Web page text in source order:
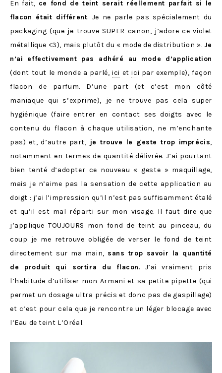
En fait, ce fond de teint serait réellement parfait si le
flacon était différent. Je ne parle pas spécialement du
packaging (que je trouve SUPER canon, j’adore ce violet
métallique <3), mais plutôt du « mode de distribution ». Je
n’ai effectivement pas adhéré au mode d’application
(dont tout le monde a parlé,ici etici par exemple), façon
flacon de parfum. D’une part (et c’est mon côté
maniaque qui s’exprime), je ne trouve pas cela super
hygiénique (faire entrer en contact ses doigts avec le
contenu du flacon à chaque utilisation, ne m’enchante
pas) et, d’autre part, je trouve le geste trop imprécis,
notamment en termes de quantité délivrée. J’ai pourtant
bien tenté d’adopter ce nouveau « geste » maquillage,
mais je n’aime pas la sensation de cette application au
doigt : j’ai l’impression qu’il n’est pas suffisamment étalé
et qu’il est mal réparti sur mon visage. Il faut dire que
j’applique TOUJOURS mon fond de teint au pinceau, du
coup je me retrouve obligée de verser le fond de teint
directement sur ma main, sans trop savoir la quantité
de produit qui sortira du flacon. J’ai vraiment pris
l’habitude d’utiliser mon Armani et sa petite pipette (qui
permet un dosage ultra précis et donc pas de gaspillage)
et c’est pour cela que je rencontre un léger blocage avec
l’Eau de teint L’Oréal.